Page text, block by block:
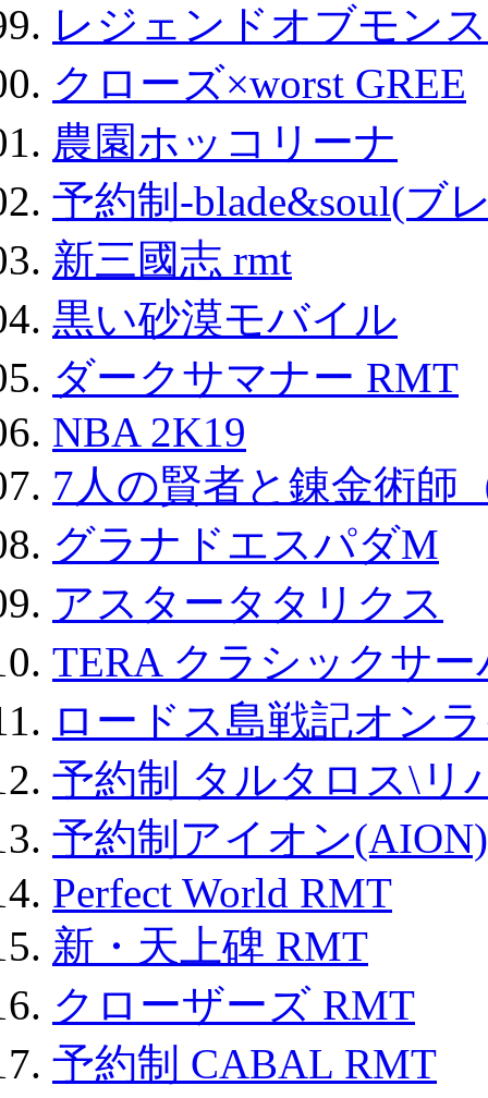
レジェンドオブモン
クローズ×worst GREE
農園ホッコリーナ
予約制-blade&soul(ブ
新三國志 rmt
黒い砂漠モバイル
ダークサマナー RMT
NBA 2K19
7人の賢者と錬金術師
グラナドエスパダM
アスタータタリクス
TERA クラシックサ
ロードス島戦記オン
予約制 タルタロス\リ
予約制アイオン
Perfect World RMT
新・天上碑 RMT
クローザーズ RMT
予約制 CABAL RMT